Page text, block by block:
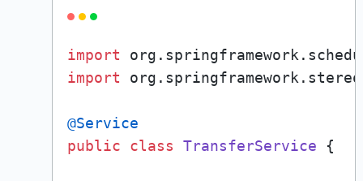
import
import
@Service
public
class TransferService {